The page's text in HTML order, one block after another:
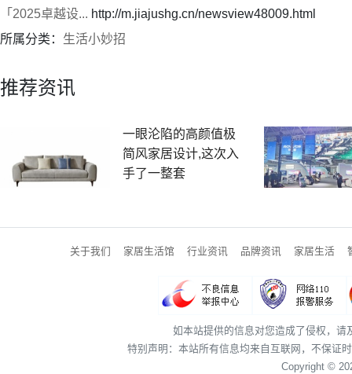
「2025卓越设... http://m.jiajushg.cn/newsview48009.html
所属分类： 生活小妙招
推荐资讯
一眼沦陷的高颜值极
简风家居设计,这次入
手了一整套
关于我们 家居生活馆 行业资讯 品牌资讯 家居生活
如本站提供的信息对您造成了侵权，
特别声明：本站所有信息均来自互联网，不保证
Copyright ©